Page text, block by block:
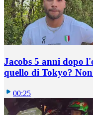
Jacobs 5 anni dopo
quello di Tokyo?
00:25